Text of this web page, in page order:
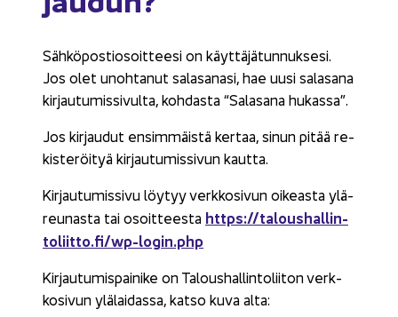
Säh­kö­pos­tio­soit­tee­si on käyt­tä­jä­tun­nuk­se­si.
Jos olet unoh­ta­nut sa­la­sa­na­si, hae uusi sa­la­sa­na
kir­jau­tu­mis­si­vul­ta, koh­das­ta “Sa­la­sa­na hu­kas­sa”.
Jos kir­jau­dut en­sim­mäis­tä ker­taa, sinun pitää re­
kis­te­röi­tyä kir­jau­tu­mis­si­vun kaut­ta.
Kir­jau­tu­mis­si­vu löy­tyy verk­ko­si­vun oi­keas­ta ylä­
reu­nas­ta tai osoit­tees­ta https://ta­lous­hal­lin­
to­liit­to.fi/wp-​login.php
Kir­jau­tu­mis­pai­ni­ke on Ta­lous­hal­lin­to­lii­ton verk­
ko­si­vun ylä­lai­das­sa, katso kuva alta: